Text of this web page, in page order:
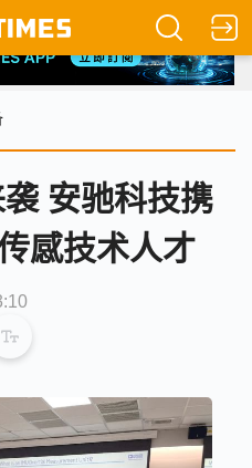
安驰科技携
感技术人才